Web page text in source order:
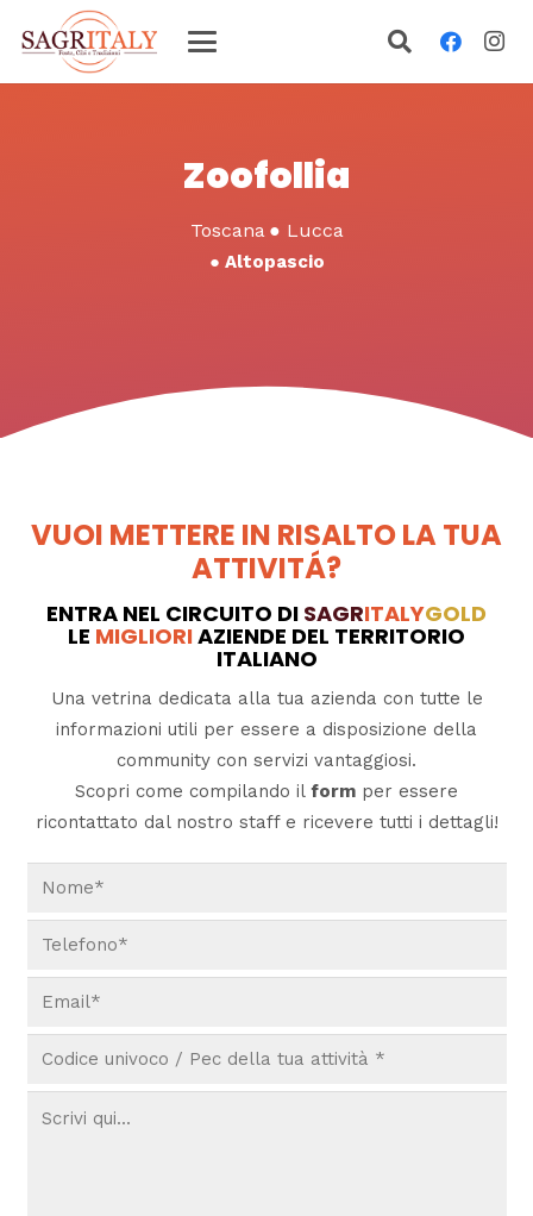
Zoofollia
Toscana ● Lucca
● Altopascio
VUOI METTERE IN RISALTO LA TUA
ATTIVITÁ?
ENTRA NEL CIRCUITO DI SAGRITALYGOLD
LE MIGLIORIAZIENDE DEL TERRITORIO
ITALIANO
Una vetrina dedicata alla tua azienda con tutte le
informazioni utili per essere a disposizione della
community con servizi vantaggiosi.
Scopri come compilando il form per essere
ricontattato dal nostro staff e ricevere tutti i dettagli!